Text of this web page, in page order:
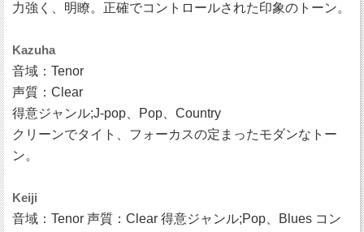
力強く、明瞭。正確でコントロールされた印象のトーン。
Kazuha
音域：Tenor
声質：Clear
得意ジャンル;J-pop、Pop、Country
クリーンでタイト、フォーカスの定まったモダンなトー
ン。
Keiji
音域：Tenor 声質：Clear 得意ジャンル;Pop、Blues コン